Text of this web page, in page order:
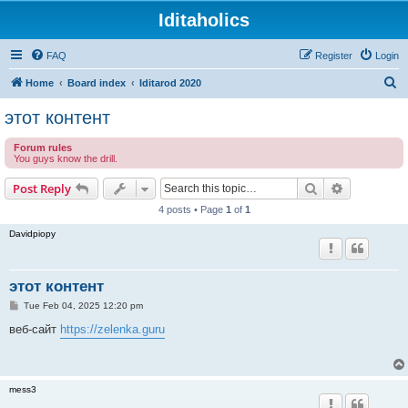
Iditaholics
FAQ Login
Register
Home Board index Iditarod 2020
c
этот контент
Forum rules
You guys know the drill.
Post Reply Search
4 posts • Page 1 of 1
Davidpiopy
этот контент
P
s
Tue Feb 04, 2025 12:20 pm
веб-сайт https://zelenka.guru
mess3